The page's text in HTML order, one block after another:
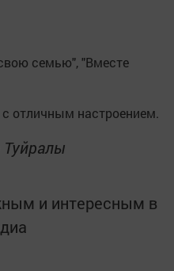
семью", "Вместе
отличным настроением.
и интересным в